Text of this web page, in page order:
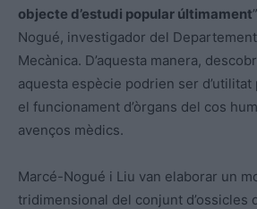
objecte d’estudi popular últimament
Nogué, investigador del Departement
Mecànica. D’aquesta manera,
aquesta espècie podrien ser
el funcionament d’òrgans del cos
avenços mèdics.
Marcé-Nogué i Liu van elaborar un
tridimensional del conjunt d’ossicles